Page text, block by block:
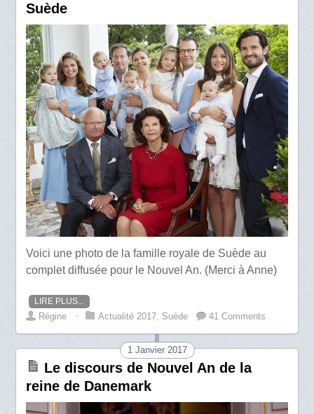
Suède
Voici une photo de la famille royale de Suède au
complet diffusée pour le Nouvel An. (Merci à Anne)
LIRE PLUS...
Régine ⋅ Actualité 2017, Suède 41 Comments
1 Janvier 2017
Le discours de Nouvel An de la
reine de Danemark